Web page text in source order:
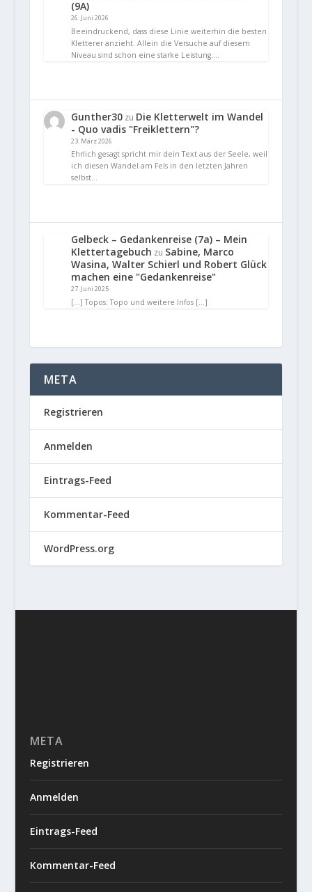
(9A)
26. Juni 2026
Beeindruckend, dass diese Linie weiterhin die besten
Kletterer anzieht. Allein die Versuche auf diesem
Niveau sind schon eine starke Leistung.…
Gunther30zu Die Kletterwelt im Wandel
- Quo vadis "Freiklettern"?
23. März 2026
Ehrlich gesagt spricht mir dein Text aus der Seele, weil
ich diesen Wandel am Fels in den letzten Jahren
selbst…
Gelbeck – Gedankenreise (7a) – Mein
Klettertagebuch zu Sabine, Marco
Wasina, Walter Schierl und Robert Glück
machen eine "Gedankenreise"
27. Juni 2025
[…] Topos: Topo und weitere Infos […]
META
Registrieren
Anmelden
Eintrags-Feed
Kommentar-Feed
WordPress.org
META
Registrieren
Anmelden
Eintrags-Feed
Kommentar-Feed